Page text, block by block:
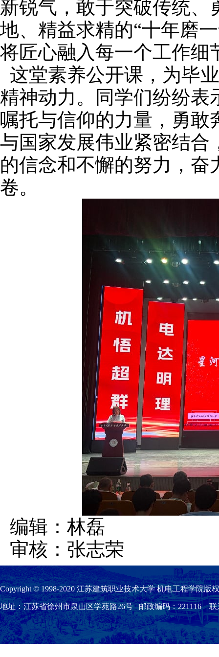
新锐气，敢于突破传统
地、精益求精的“十年磨
将匠心融入每一个工作细
这堂素养公开课，为毕
精神动力。同学们纷纷表
嘱托与信仰的力量，勇敢
与国家发展伟业紧密结合
的信念和不懈的努力，
卷。
编辑：林磊
审核：张志荣
Copyright © 1998-2020 江苏建筑职业技术大学 机电工程学院版
地址：江苏省徐州市泉山区学苑路26号 邮政编码：221116 联